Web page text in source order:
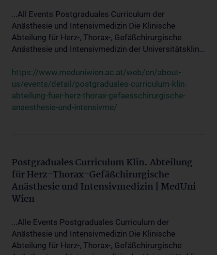
...All Events Postgraduales Curriculum der
Anästhesie und Intensivmedizin Die Klinische
Abteilung für Herz-, Thorax-, Gefäßchirurgische
Anästhesie und Intensivmedizin der Universitätsklin...
https://www.meduniwien.ac.at/web/en/about-
us/events/detail/postgraduales-curriculum-klin-
abteilung-fuer-herz-thorax-gefaesschirurgische-
anaesthesie-und-intensivme/
Postgraduales Curriculum Klin. Abteilung
für Herz-Thorax-Gefäßchirurgische
Anästhesie und Intensivmedizin | MedUni
Wien
...Alle Events Postgraduales Curriculum der
Anästhesie und Intensivmedizin Die Klinische
Abteilung für Herz-, Thorax-, Gefäßchirurgische